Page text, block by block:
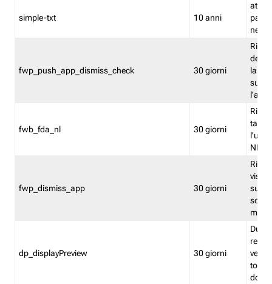
simple-txt 10 anni
attiva
fwp_push_app_dismiss_check 30 giorni
la
fwb_fda_nl 30 giorni
NL
fwp_dismiss_app 30 giorni
visto
dp_displayPreview 30 giorni
torna
dopo